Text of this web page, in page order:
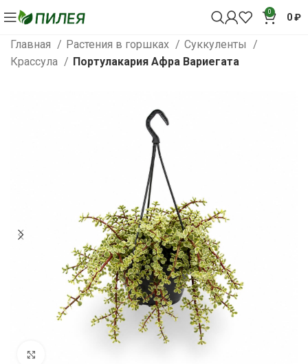
0 0₽
Главная Растения в горшках
Суккуленты
Крассула
Портулакария Афра Вариегата